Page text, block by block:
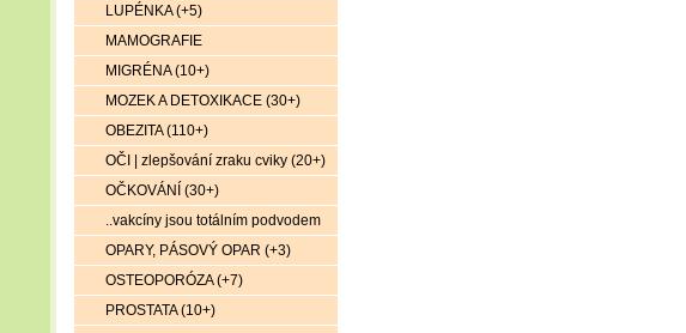
LUPÉNKA (+5)
MAMOGRAFIE
MIGRÉNA (10+)
MOZEK A DETOXIKACE (30+)
OBEZITA (110+)
OČI | zlepšování zraku cviky (20+)
OČKOVÁNÍ (30+)
..vakcíny jsou totálním podvodem
OPARY, PÁSOVÝ OPAR (+3)
OSTEOPORÓZA (+7)
PROSTATA (10+)